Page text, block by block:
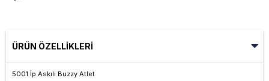
ÜRÜN ÖZELLIKLERI
5001 İp Askılı Buzzy Atlet